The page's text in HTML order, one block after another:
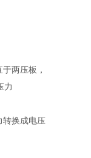
两压板，
力
转换成电压